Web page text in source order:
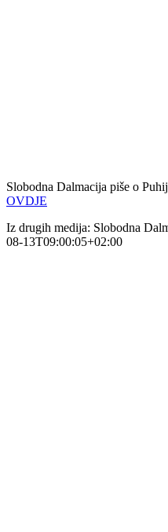
Slobodna Dalmacija piše o
OVDJE
Iz drugih medija: Slobodna
08-13T09:00:05+02:00